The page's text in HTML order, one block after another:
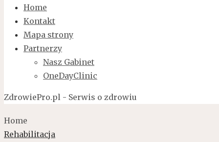
Home
Kontakt
Mapa strony
Partnerzy
Nasz Gabinet
OneDayClinic
ZdrowiePro.pl - Serwis o zdrowiu
Home
Rehabilitacja